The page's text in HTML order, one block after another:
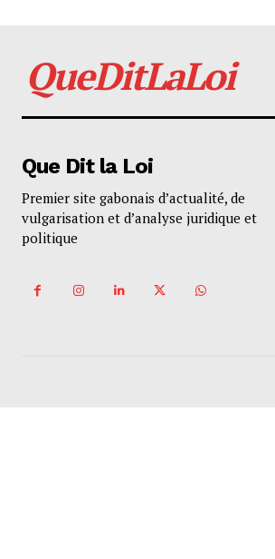
QueDitLaLoi
Que Dit la Loi
Premier site gabonais d’actualité, de
vulgarisation et d’analyse juridique et
politique